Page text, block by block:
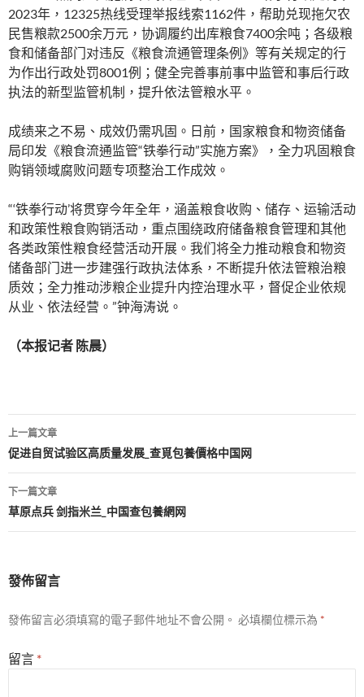
2023年，12325热线受理举报线索1162件，帮助兑现拖欠农
民售粮款2500余万元，协调履约出库粮食7400余吨；各级粮
食和储备部门对违反《粮食流通管理条例》等有关规定的行
为作出行政处罚8001例；健全完善事前事中监管和事后行政
执法的新型监管机制，提升依法管粮水平。
成绩来之不易、成效仍需巩固。日前，国家粮食和物资储备
局印发《粮食流通监管“铁拳行动”实施方案》，全力巩固粮食
购销领域腐败问题专项整治工作成效。
“‘铁拳行动’将贯穿今年全年，涵盖粮食收购、储存、运输活动
和政策性粮食购销活动，重点围绕政府储备粮食管理和其他
各类政策性粮食经营活动开展。我们将全力推动粮食和物资
储备部门进一步建强行政执法体系，不断提升依法管粮治粮
质效；全力推动涉粮企业提升内控治理水平，督促企业依规
从业、依法经营。”钟海涛说。
（本报记者 陈晨）
文
章
導
覽
上一篇文章
促进自贸试验区高质量发展_查覓包養價格中国网
下一篇文章
草原点兵 剑指米兰_中国查包養網网
發佈留言
發佈留言必須填寫的電子郵件地址不會公開。 必填欄位標示為 *
留言 *